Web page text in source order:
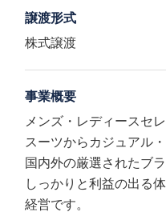
譲渡形式
株式譲渡
事業概要
メンズ・レディースセ
スーツからカジュアル
国内外の厳選されたブ
しっかりと利益の出る
経営です。